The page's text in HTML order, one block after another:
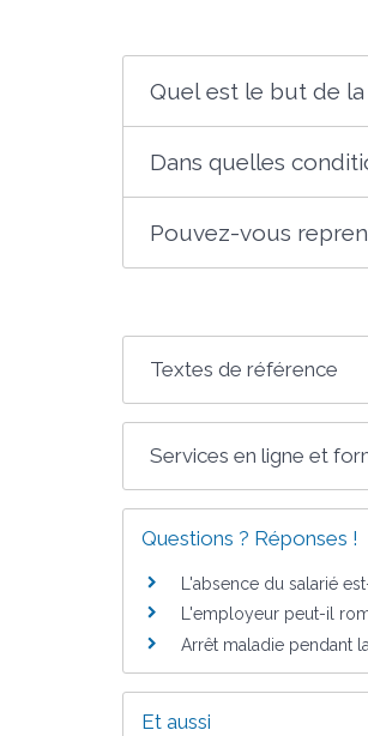
Quel est le but de
Dans quelles
Pouvez-vous
Textes de référence
Services en ligne et
Questions ? Réponses !
L'absence du salarié
L'employeur peut-il
Arrêt maladie pendant
Et aussi